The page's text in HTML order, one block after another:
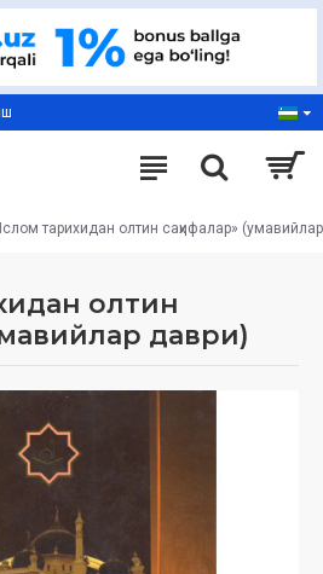
тарихидан олтин саҳифалар»
олтин
даври)